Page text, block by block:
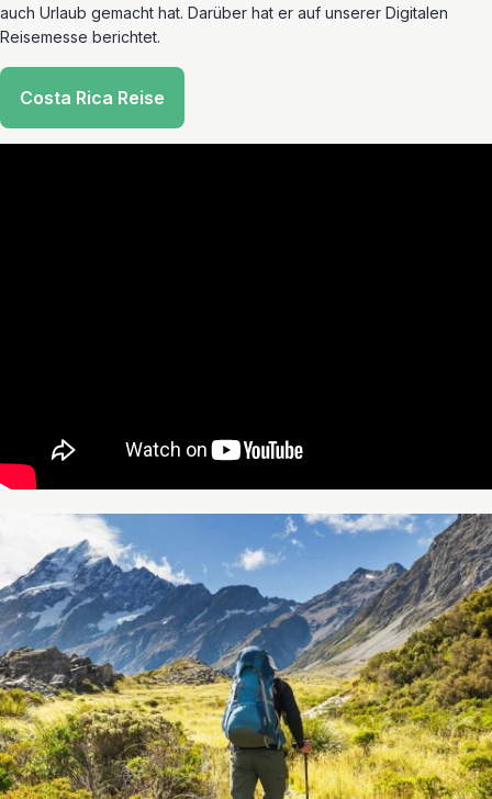
auch Urlaub gemacht hat. Darüber hat er auf unserer Digitalen
Reisemesse berichtet.
Costa Rica Reise